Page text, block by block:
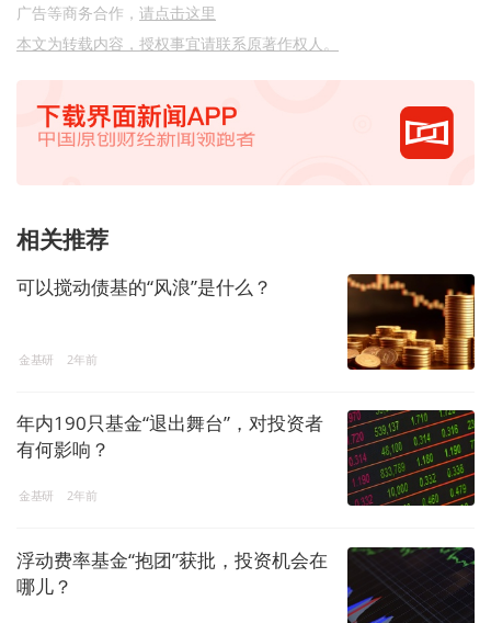
广告等商务合作， 请点击这里
本文为转载内容，授权事宜请联系原著作权人。
相关推荐
可以搅动债基的“风浪”是什么？
金基研 2年前
年内190只基金“退出舞台”，对投资者
有何影响？
金基研 2年前
浮动费率基金“抱团”获批，投资机会在
哪儿？